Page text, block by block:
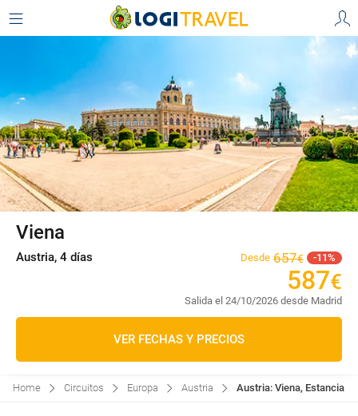
Viena
Austria, 4 días Desde 657€ 11
587€
Salida el 24/10/2026 desde Madrid
VER FECHAS Y PRECIOS
Home Circuitos Europa Austria Austria: Viena, Estancia